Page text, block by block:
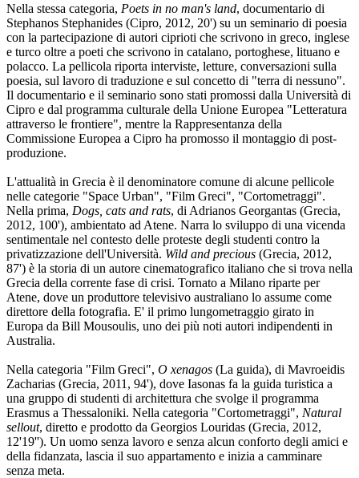
Nella stessa categoria, Poets in no man's land, documentario di
Stephanos Stephanides (Cipro, 2012, 20') su un seminario di poesia
con la partecipazione di autori ciprioti che scrivono in greco, inglese
e turco oltre a poeti che scrivono in catalano, portoghese, lituano e
polacco. La pellicola riporta interviste, letture, conversazioni sulla
poesia, sul lavoro di traduzione e sul concetto di "terra di nessuno".
Il documentario e il seminario sono stati promossi dalla Università di
Cipro e dal programma culturale della Unione Europea "Letteratura
attraverso le frontiere", mentre la Rappresentanza della
Commissione Europea a Cipro ha promosso il montaggio di post-
produzione.
L'attualità in Grecia è il denominatore comune di alcune pellicole
nelle categorie "Space Urban", "Film Greci", "Cortometraggi".
Nella prima, Dogs, cats and rats, di Adrianos Georgantas (Grecia,
2012, 100'), ambientato ad Atene. Narra lo sviluppo di una vicenda
sentimentale nel contesto delle proteste degli studenti contro la
privatizzazione dell'Università. Wild and precious (Grecia, 2012,
87') è la storia di un autore cinematografico italiano che si trova nella
Grecia della corrente fase di crisi. Tornato a Milano riparte per
Atene, dove un produttore televisivo australiano lo assume come
direttore della fotografia. E' il primo lungometraggio girato in
Europa da Bill Mousoulis, uno dei più noti autori indipendenti in
Australia.
Nella categoria "Film Greci", O xenagos (La guida), di Mavroeidis
Zacharias (Grecia, 2011, 94'), dove Iasonas fa la guida turistica a
una gruppo di studenti di architettura che svolge il programma
Erasmus a Thessaloniki. Nella categoria "Cortometraggi", Natural
sellout, diretto e prodotto da Georgios Louridas (Grecia, 2012,
12'19''). Un uomo senza lavoro e senza alcun conforto degli amici e
della fidanzata, lascia il suo appartamento e inizia a camminare
senza meta.